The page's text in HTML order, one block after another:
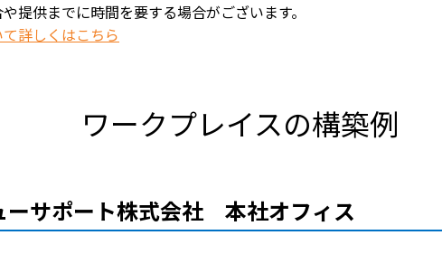
提供までに時間を要する場合がございます。
詳しくはこちら
ワークプレイスの構築例
ーサポート株式会社 本社オフィス